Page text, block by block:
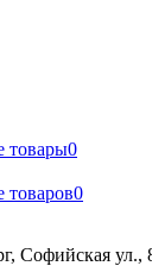
товары0
товаров0
Софийская ул.,